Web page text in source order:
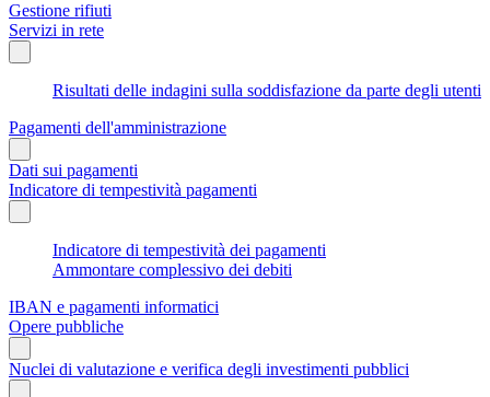
Gestione rifiuti
Servizi in rete
Risultati delle indagini sulla soddisfazione da parte degli utenti
Pagamenti dell'amministrazione
Dati sui pagamenti
Indicatore di tempestività pagamenti
Indicatore di tempestività dei pagamenti
Ammontare complessivo dei debiti
IBAN e pagamenti informatici
Opere pubbliche
Nuclei di valutazione e verifica degli investimenti pubblici